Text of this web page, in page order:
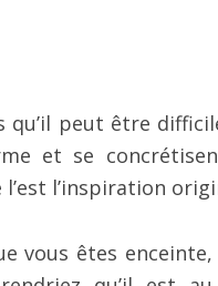
qu’il peut être
et se
l’inspiration
vous êtes